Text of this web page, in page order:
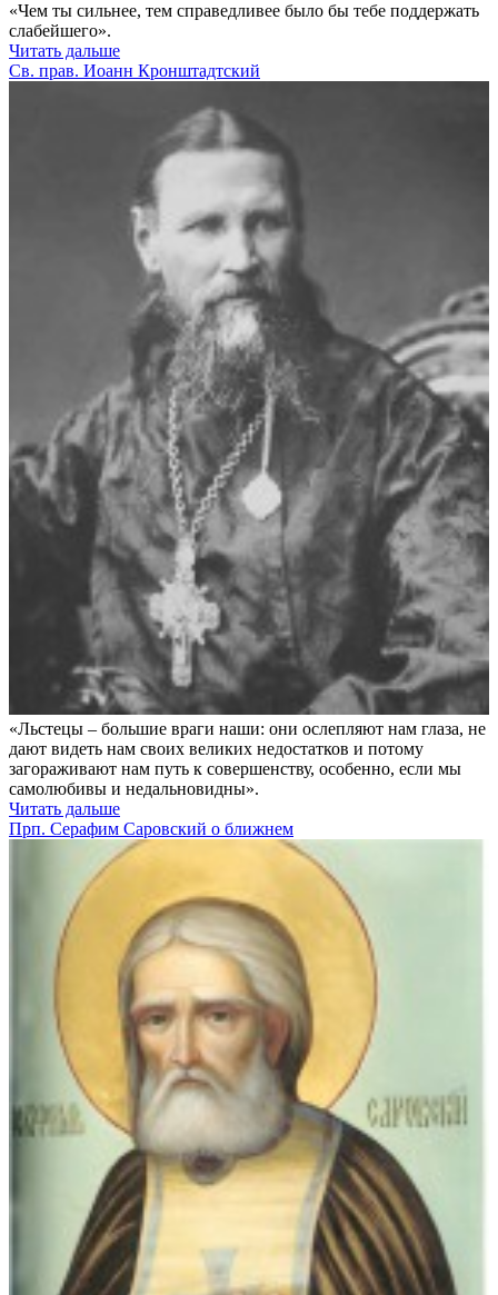
«Чем ты сильнее, тем справедливее было бы тебе поддержать
слабейшего».
Читать дальше
Св. прав. Иоанн Кронштадтский
«Льстецы – большие враги наши: они ослепляют нам глаза, не
дают видеть нам своих великих недостатков и потому
загораживают нам путь к совершенству, особенно, если мы
самолюбивы и недальновидны».
Читать дальше
Прп. Серафим Саровский о ближнем